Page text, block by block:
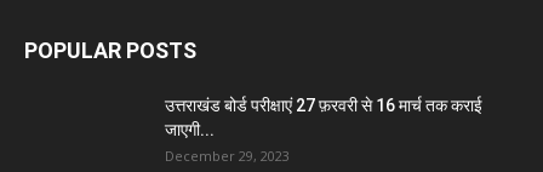
POPULAR POSTS
उत्तराखंड बोर्ड परीक्षाएं 27 फ़रवरी से 16 मार्च तक कराई
जाएगी...
December 29, 2023